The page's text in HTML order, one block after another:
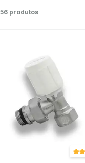
56 produtos